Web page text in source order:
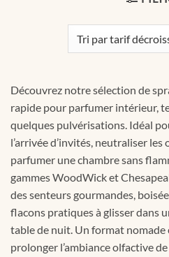
Découvrez notre sélection de
rapide pour parfumer intérieur,
quelques pulvérisations. Idéal
l’arrivée d’invités, neutraliser les
parfumer une chambre sans
gammes WoodWick et
des senteurs gourmandes,
flacons pratiques à glisser dans
table de nuit. Un format
prolonger l’ambiance olfactive